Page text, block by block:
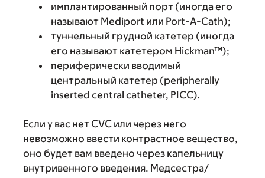
имплантированный порт (иногда его
называют Mediport или Port-A-Cath);
туннельный грудной катетер (иногда
его называют катетером Hickman™);
периферически вводимый
центральный катетер (peripherally
inserted central catheter, PICC).
Если у вас нет CVC или через него
невозможно ввести контрастное вещество,
оно будет вам введено через капельницу
внутривенного введения. Медсестра/